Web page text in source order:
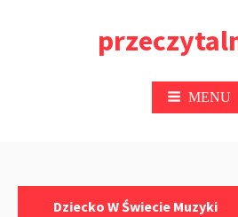
MENU
Dziecko W Świecie Muzyki